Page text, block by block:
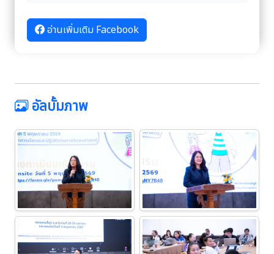
อ่านเพิ่มเติม Facebook
อัลบั้มภาพ